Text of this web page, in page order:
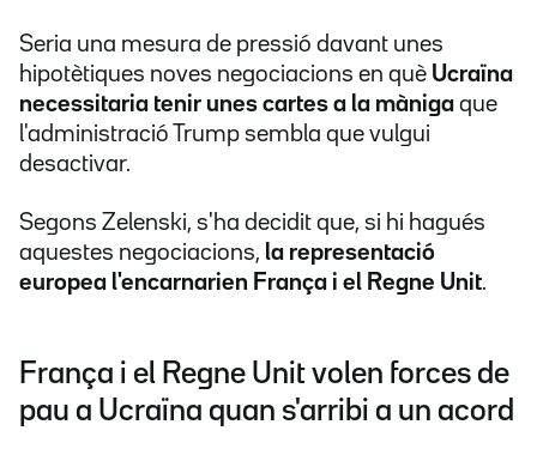
Seria una mesura de pressió davant unes
hipotètiques noves negociacions en què Ucraïna
necessitaria tenir unes cartes a la màniga que
l'administració Trump sembla que vulgui
desactivar.
Segons Zelenski, s'ha decidit que, si hi hagués
aquestes negociacions, la representació
europea l'encarnarien França i el Regne Unit.
França i el Regne Unit volen forces de
pau a Ucraïna quan s'arribi a un acord